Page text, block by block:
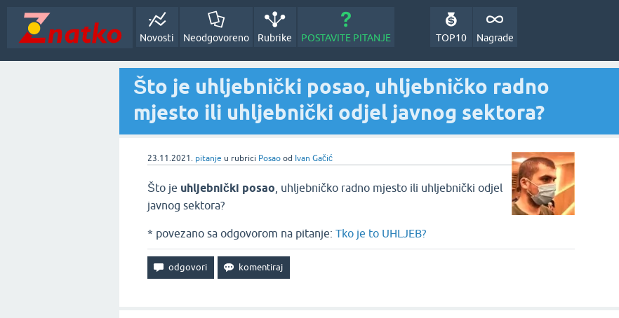
Novosti Neodgovoreno Rubrike POSTAVITE PITANJE Nagrade
TOP10
Što je uhljebnički posao, uhljebničko radno
mjesto ili uhljebnički odjel javnog sektora?
23.11.2021. pitanje u rubrici Posao od Ivan Gačić
Što je uhljebnički posao , uhljebničko radno mjesto ili uhljebnički odjel
javnog sektora?
* povezano sa odgovorom na pitanje: Tko je to UHLJEB?